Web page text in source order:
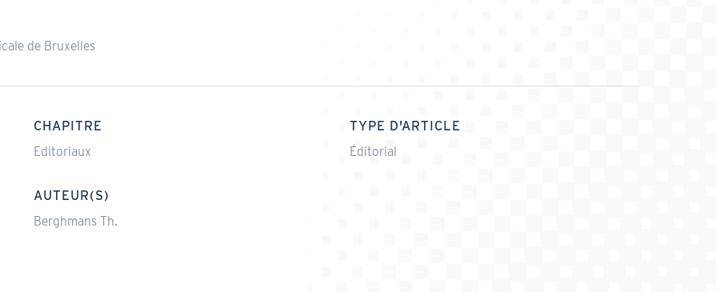
de Bruxelles
CHAPITRE
Editoriaux
TYPE D'ARTICLE
Éditorial
AUTEUR(S)
Berghmans Th.